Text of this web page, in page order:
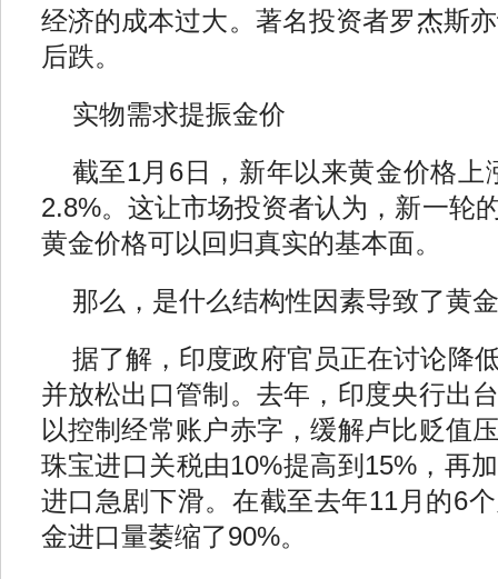
经济的成本过大。著名投资者罗杰斯
后跌。
实物需求提振金价
截至1月6日，新年以来黄金价格上
2.8%。这让市场投资者认为，新一轮
黄金价格可以回归真实的基本面。
那么，是什么结构性因素导致了黄
据了解，印度政府官员正在讨论降
并放松出口管制。去年，印度央行出
以控制经常账户赤字，缓解卢比贬值
珠宝进口关税由10%提高到15%，再
进口急剧下滑。在截至去年11月的6
金进口量萎缩了90%。